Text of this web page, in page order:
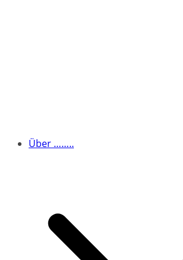
Über ……..